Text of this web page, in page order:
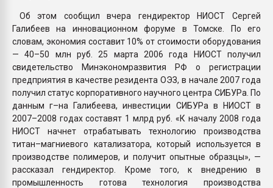
Об этом сообщил вчера гендиректор НИОСТ Сергей
Галибеев на инновационном форуме в Томске. По его
словам, экономия составит 10% от стоимости оборудования
— 40–50 млн руб. 25 марта 2006 года НИОСТ получил
свидетельство Минэкономразвития РФ о регистрации
предприятия в качестве резидента ОЭЗ, в начале 2007 года
получил статус корпоративного научного центра СИБУРа. По
данным г–на Галибеева, инвестиции СИБУРа в НИОСТ в
2007–2008 годах составят 1 млрд руб. «К началу 2008 года
НИОСТ начнет отрабатывать технологию производства
титан–магниевого катализатора, который используется в
производстве полимеров, и получит опытные образцы», —
рассказал гендиректор. Кроме того, к внедрению в
промышленность готова технология производства